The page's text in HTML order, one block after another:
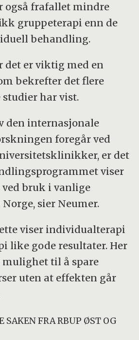
også frafallet mindre
gruppeterapi enn de
behandling.
det er viktig med en
bekrefter det flere
har vist.
den internasjonale
foregår ved
er det
viser
bruk i vanlige
sier Neumer.
viser individualterapi
like gode resultater. Her
til å spare
uten at effekten går
SAKEN FRA RBUP ØST OG